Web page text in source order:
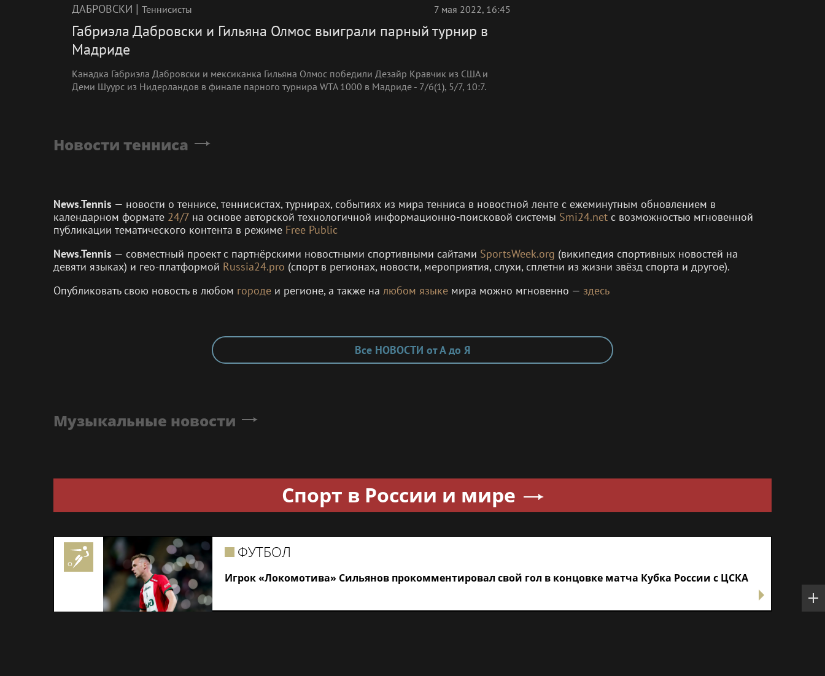
ДАБРОВСКИ | Теннисисты 7 мая 2022, 16:45
Габриэла Дабровски и Гильяна Олмос выиграли парный турнир в
Мадриде
Канадка Габриэла Дабровски и мексиканка Гильяна Олмос победили Дезайр Кравчик из США и
Деми Шуурс из Нидерландов в финале парного турнира WTA 1000 в Мадриде - 7/6(1), 5/7, 10:7.
Новости тенниса
News.Tennis — новости о теннисе, теннисистах, турнирах, событиях из мира тенниса в новостной ленте с ежеминутным обновлением в
календарном формате 24/7 на основе авторской технологичной информационно-поисковой системы Smi24.net с возможностью мгновенной
публикации тематического контента в режиме Free Public
News.Tennis — совместный проект с партнёрскими новостными спортивными сайтами SportsWeek.org (википедия спортивных новостей на
девяти языках) и гео-платформой Russia24.pro (спорт в регионах, новости, мероприятия, слухи, сплетни из жизни звёзд спорта и другое).
Опубликовать свою новость в любом городе и регионе, а также на любом языке мира можно мгновенно — здесь
Все НОВОСТИ от А до Я
Музыкальные новости
Спорт в России и мире
Игрок «Локомотива» Сильянов прокомментировал свой гол в концовке матча Кубка России с ЦСКА
ФУТБОЛ